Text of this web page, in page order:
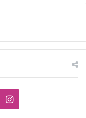
Instagram